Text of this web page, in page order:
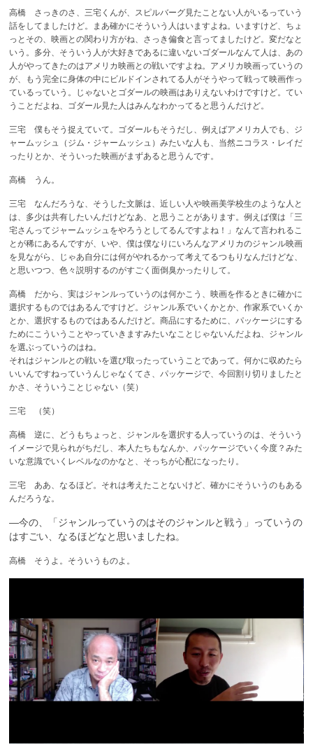
高橋 さっきのさ、三宅くんが、スピルバーグ見たことない人がいるっていう
話をしてましたけど。まあ確かにそういう人はいますよね。いますけど、ちょ
っとその、映画との関わり方がね、さっき偏食と言ってましたけど。変だなと
いう。多分、そういう人が大好きであるに違いないゴダールなんて人は、あの
人がやってきたのはアメリカ映画との戦いですよね。アメリカ映画っていうの
が、もう完全に身体の中にビルドインされてる人がそうやって戦って映画作っ
ているっていう。じゃないとゴダールの映画はありえないわけですけど。てい
うことだよね、ゴダール見た人はみんなわかってると思うんだけど。
三宅 僕もそう捉えていて。ゴダールもそうだし、例えばアメリカ人でも、ジ
ャームッシュ（ジム・ジャームッシュ）みたいな人も、当然ニコラス・レイだ
ったりとか、そういった映画がまずあると思うんです。
高橋 うん。
三宅 なんだろうな、そうした文脈は、近しい人や映画美学校生のような人と
は、多少は共有したいんだけどなあ、と思うことがあります。例えば僕は「三
宅さんってジャームッシュをやろうとしてるんですよね！」なんて言われるこ
とが稀にあるんですが、いや、僕は僕なりにいろんなアメリカのジャンル映画
を見ながら、じゃあ自分には何がやれるかって考えてるつもりなんだけどな、
と思いつつ、色々説明するのがすごく面倒臭かったりして。
高橋 だから、実はジャンルっていうのは何かこう、映画を作るときに確かに
選択するものではあるんですけど。ジャンル系でいくかとか、作家系でいくか
とか、選択するものではあるんだけど。商品にするために、パッケージにする
ためにこういうことやっていきますみたいなことじゃないんだよね、ジャンル
を選ぶっていうのはね。
それはジャンルとの戦いを選び取ったっていうことであって。何かに収めたら
いいんですねっていうんじゃなくてさ、パッケージで、今回割り切りましたと
かさ、そういうことじゃない（笑）
三宅 （笑）
高橋 逆に、どうもちょっと、ジャンルを選択する人っていうのは、そういう
イメージで見られがちだし、本人たちもなんか、パッケージでいく今度？みた
いな意識でいくレベルなのかなと、そっちが心配になったり。
三宅 ああ、なるほど。それは考えたことないけど、確かにそういうのもある
んだろうな。
—今の、「ジャンルっていうのはそのジャンルと戦う」っていうの
はすごい、なるほどなと思いましたね。
高橋 そうよ。そういうものよ。